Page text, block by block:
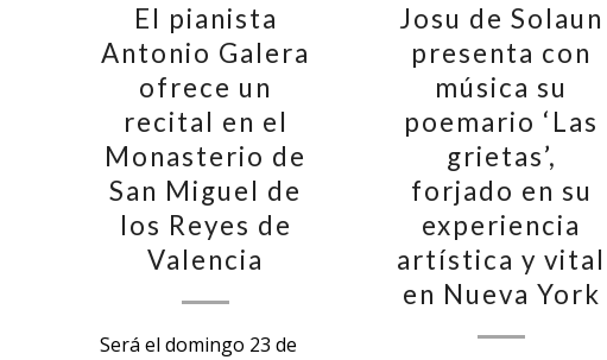
El pianista
Antonio Galera
ofrece un
recital en el
Monasterio de
San Miguel de
los Reyes de
Valencia
Será el domingo 23 de
Josu de Solaun
presenta con
música su
poemario ‘Las
grietas’,
forjado en su
experiencia
artística y vital
en Nueva York